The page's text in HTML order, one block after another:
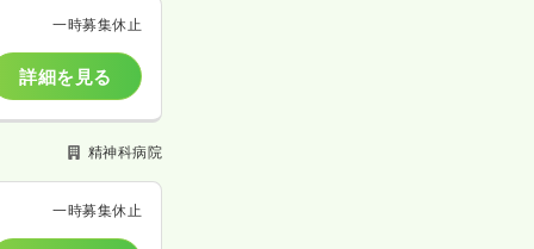
一時募集休止
詳細を見る
精神科病院
一時募集休止